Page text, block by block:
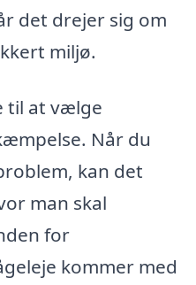
det drejer sig om
miljø.
til at vælge
Når du
kan det
man skal
for
kommer med